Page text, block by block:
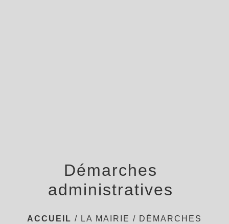
Démarches
administratives
ACCUEIL / LA MAIRIE / DÉMARCHES